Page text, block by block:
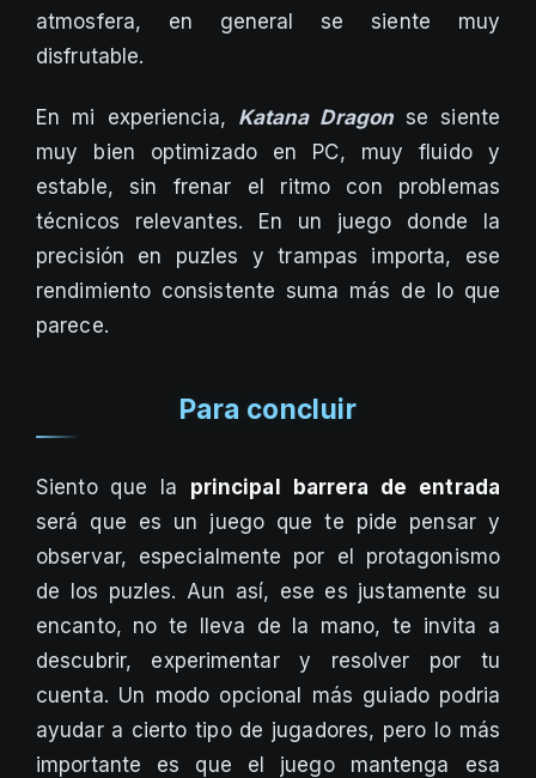
atmosfera, en general se siente muy
disfrutable.
En mi experiencia, Katana Dragon se siente
muy bien optimizado en PC, muy fluido y
estable, sin frenar el ritmo con problemas
técnicos relevantes. En un juego donde la
precisión en puzles y trampas importa, ese
rendimiento consistente suma más de lo que
parece.
Para concluir
Siento que la principal barrera de entrada
será que es un juego que te pide pensar y
observar, especialmente por el protagonismo
de los puzles. Aun así, ese es justamente su
encanto, no te lleva de la mano, te invita a
descubrir, experimentar y resolver por tu
cuenta. Un modo opcional más guiado podria
ayudar a cierto tipo de jugadores, pero lo más
importante es que el juego mantenga esa